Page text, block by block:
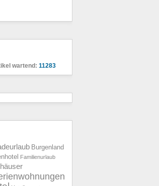
wartend: 11283
Burgenland
Familienurlaub